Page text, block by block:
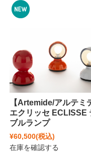
【Artemide/アルテミ
エクリッセ ECLISSE
ブルランプ
¥60,500(税込)
在庫を確認する